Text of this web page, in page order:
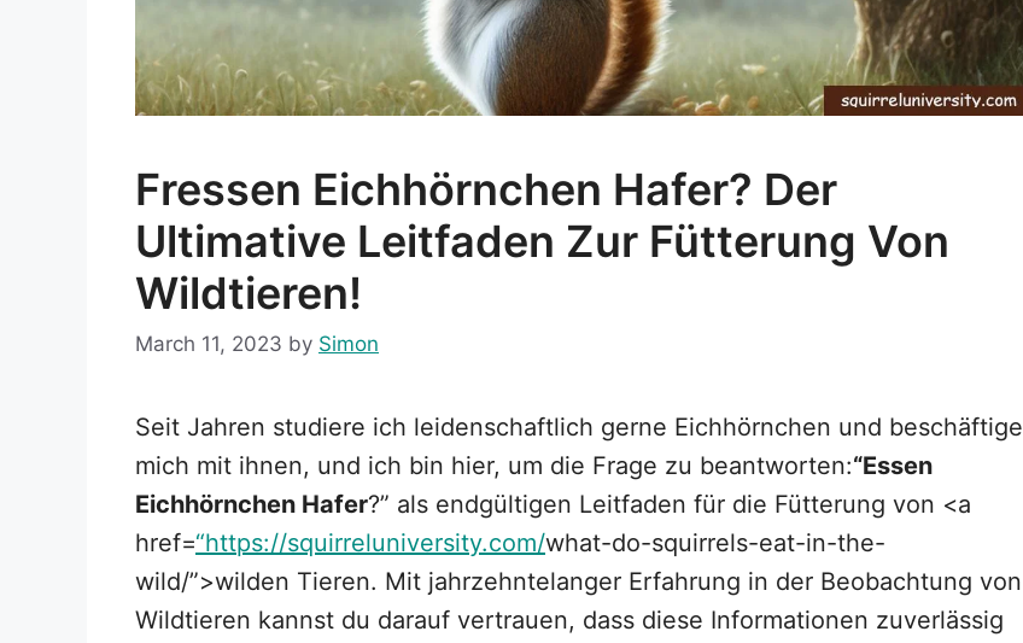
Fressen Eichhörnchen Hafer? Der
Ultimative Leitfaden Zur Fütterung Von
Wildtieren!
March 11, 2023 by Simon
Seit Jahren studiere ich leidenschaftlich gerne Eichhörnchen und beschäftige
mich mit ihnen, und ich bin hier, um die Frage zu beantworten:“Essen
Eichhörnchen Hafer?” als endgültigen Leitfaden für die Fütterung von <a
href=“https://squirreluniversity.com/what-do-squirrels-eat-in-the-
wild/”>wilden Tieren. Mit jahrzehntelanger Erfahrung in der Beobachtung von
Wildtieren kannst du darauf vertrauen, dass diese Informationen zuverlässig